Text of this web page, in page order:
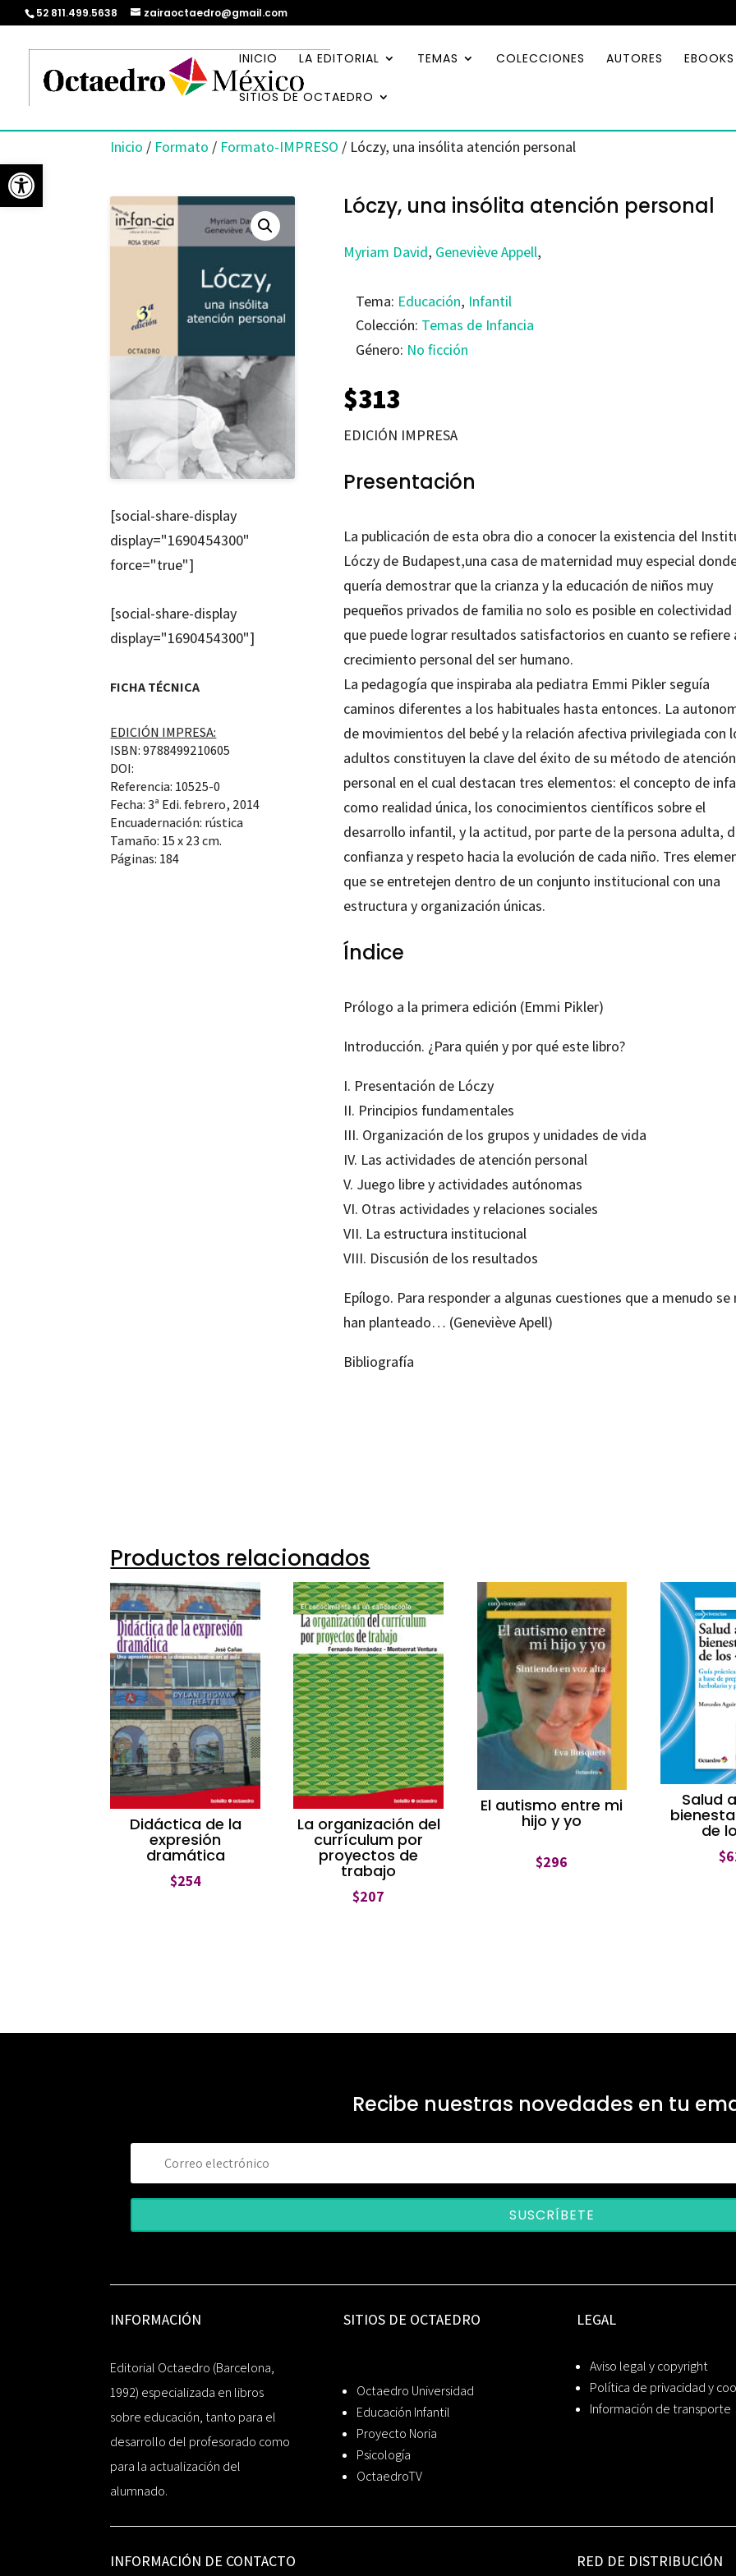
Abrir barra de herramientas
52 811.499.5638 zairaoctaedro@gmail.com
INICIO LA EDITORIAL TEMAS COLECCIONES AUTORES EBOOKS
SITIOS DE OCTAEDRO
Inicio / Formato / Formato-IMPRESO / Lóczy, una insólita atención personal
[social-share-display
display="1690454300"
force="true"]
[social-share-display
display="1690454300"]
FICHA TÉCNICA
EDICIÓN IMPRESA:
ISBN: 9788499210605
DOI:
Referencia: 10525-0
Fecha: 3ª Edi. febrero, 2014
Encuadernación: rústica
Tamaño: 15 x 23 cm.
Páginas: 184
Lóczy, una insólita atención personal
Myriam David, Geneviève Appell,
Tema: Educación, Infantil
Colección: Temas de Infancia
Género: No ficción
$313
EDICIÓN IMPRESA
Presentación
La publicación de esta obra dio a conocer la existencia del
Lóczy de Budapest,una casa de maternidad muy especial
quería demostrar que la crianza y la educación de niños muy
pequeños privados de familia no solo es posible en colectividad
que puede lograr resultados satisfactorios en cuanto se refiere
crecimiento personal del ser humano.
La pedagogía que inspiraba ala pediatra Emmi Pikler seguía
caminos diferentes a los habituales hasta entonces. La
de movimientos del bebé y la relación afectiva privilegiada con
adultos constituyen la clave del éxito de su método de atención
personal en el cual destacan tres elementos: el concepto de
como realidad única, los conocimientos científicos sobre el
desarrollo infantil, y la actitud, por parte de la persona adulta,
confianza y respeto hacia la evolución de cada niño. Tres
que se entretejen dentro de un conjunto institucional con una
estructura y organización únicas.
Índice
Prólogo a la primera edición (Emmi Pikler)
Introducción. ¿Para quién y por qué este libro?
I. Presentación de Lóczy
II. Principios fundamentales
III. Organización de los grupos y unidades de vida
IV. Las actividades de atención personal
V. Juego libre y actividades autónomas
VI. Otras actividades y relaciones sociales
VII. La estructura institucional
VIII. Discusión de los resultados
Epílogo. Para responder a algunas cuestiones que a menudo se
han planteado… (Geneviève Apell)
Bibliografía
Productos relacionados
Didáctica de la
expresión
dramática
$254
La organización del
currículum por
proyectos de
trabajo
$207
El autismo entre mi
hijo y yo
$296
Salud
de
$
Recibe nuestras novedades en tu
SUSCRÍBETE
INFORMACIÓN
Editorial Octaedro (Barcelona,
1992) especializada en libros
sobre educación, tanto para el
desarrollo del profesorado como
para la actualización del
alumnado.
SITIOS DE OCTAEDRO
Octaedro Universidad
Educación Infantil
Proyecto Noria
Psicología
OctaedroTV
LEGAL
Aviso legal y copyright
Política de privacidad y
Información de transporte
INFORMACIÓN DE CONTACTO RED DE DISTRIBUCIÓN